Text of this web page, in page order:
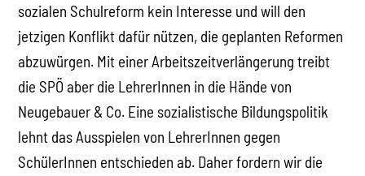
sozialen Schulreform kein Interesse und will den
jetzigen Konflikt dafür nützen, die geplanten Reformen
abzuwürgen. Mit einer Arbeitszeitverlängerung treibt
die SPÖ aber die LehrerInnen in die Hände von
Neugebauer & Co. Eine sozialistische Bildungspolitik
lehnt das Ausspielen von LehrerInnen gegen
SchülerInnen entschieden ab. Daher fordern wir die